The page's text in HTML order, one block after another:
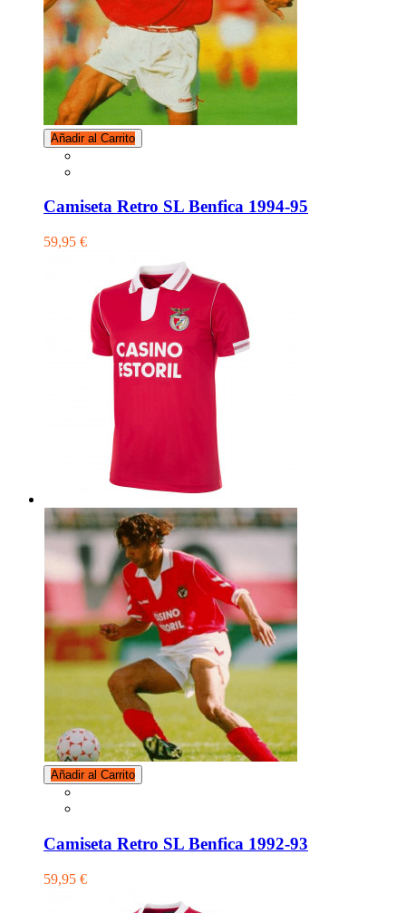
Añadir al Carrito
Camiseta Retro SL Benfica 1994-95
59,95 €
Añadir al Carrito
Camiseta Retro SL Benfica 1992-93
59,95 €